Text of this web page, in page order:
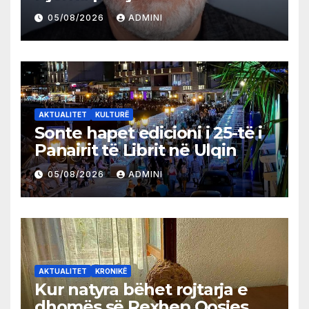
05/08/2026 ADMINI
AKTUALITET KULTURË
Sonte hapet edicioni i 25-të i
Panairit të Librit në Ulqin
05/08/2026 ADMINI
AKTUALITET KRONIKË
Kur natyra bëhet rojtarja e